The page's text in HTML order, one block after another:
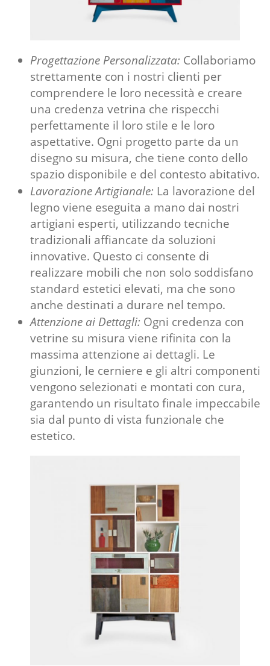
Progettazione Personalizzata: Collaboriamo
strettamente con i nostri clienti per
comprendere le loro necessità e creare
una credenza vetrina che rispecchi
perfettamente il loro stile e le loro
aspettative. Ogni progetto parte da un
disegno su misura, che tiene conto dello
spazio disponibile e del contesto abitativo.
Lavorazione Artigianale: La lavorazione del
legno viene eseguita a mano dai nostri
artigiani esperti, utilizzando tecniche
tradizionali affiancate da soluzioni
innovative. Questo ci consente di
realizzare mobili che non solo soddisfano
standard estetici elevati, ma che sono
anche destinati a durare nel tempo.
Attenzione ai Dettagli: Ogni credenza con
vetrine su misura viene rifinita con la
massima attenzione ai dettagli. Le
giunzioni, le cerniere e gli altri componenti
vengono selezionati e montati con cura,
garantendo un risultato finale impeccabile
sia dal punto di vista funzionale che
estetico.